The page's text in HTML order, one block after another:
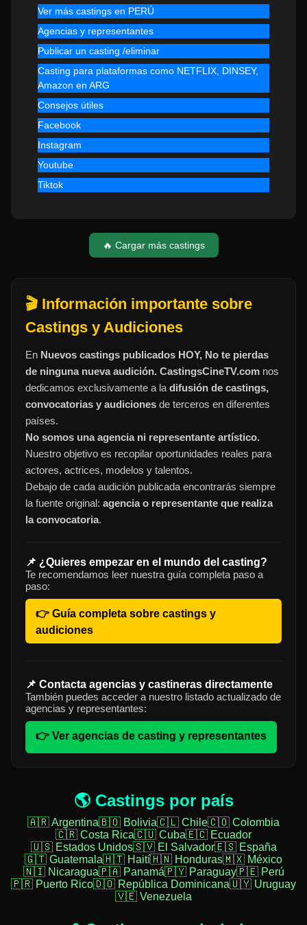
Ver más castings en PERÚ
Agencias y representantes
Publicar un casting /eliminar
Casting para plataformas como NETFLIX, DINSEY,
Amazon en ARG
Consejos útiles
Facebook
Instagram
Youtube
Tiktok
🔥 Cargar más castings
🎬 Información importante sobre
Castings y Audiciones
En Nuevos castings publicados HOY, No te pierdas
de ninguna nueva audición. CastingsCineTV.com nos
dedicamos exclusivamente a la difusión de castings,
convocatorias y audiciones de terceros en diferentes
países.
No somos una agencia ni representante artístico.
Nuestro objetivo es recopilar oportunidades reales para
actores, actrices, modelos y talentos.
Debajo de cada audición publicada encontrarás siempre
la fuente original: agencia o representante que realiza
la convocatoria.
📌 ¿Quieres empezar en el mundo del casting?
Te recomendamos leer nuestra guía completa paso a
paso:
👉 Guía completa sobre castings y
audiciones
📌 Contacta agencias y castineras directamente
También puedes acceder a nuestro listado actualizado de
agencias y representantes:
👉 Ver agencias de casting y representantes
🌎 Castings por país
🇦🇷 Argentina🇧🇴 Bolivia🇨🇱 Chile🇨🇴 Colombia
🇨🇷 Costa Rica🇨🇺 Cuba🇪🇨 Ecuador
🇺🇸 Estados Unidos🇸🇻 El Salvador🇪🇸 España
🇬🇹 Guatemala🇭🇹 Haití🇭🇳 Honduras🇲🇽 México
🇳🇮 Nicaragua🇵🇦 Panamá🇵🇾 Paraguay🇵🇪 Perú
🇵🇷 Puerto Rico🇩🇴 República Dominicana🇺🇾 Uruguay
🇻🇪 Venezuela